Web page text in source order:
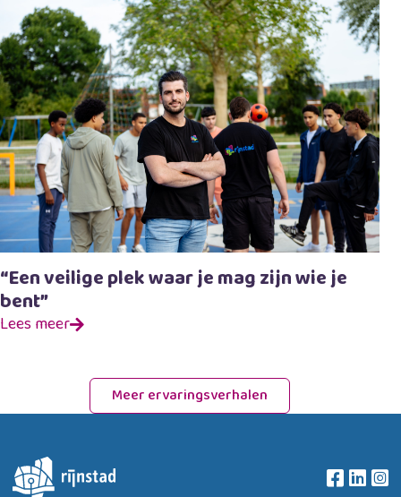
“Een veilige plek waar je mag zijn wie je
bent”
Lees meer
Meer ervaringsverhalen